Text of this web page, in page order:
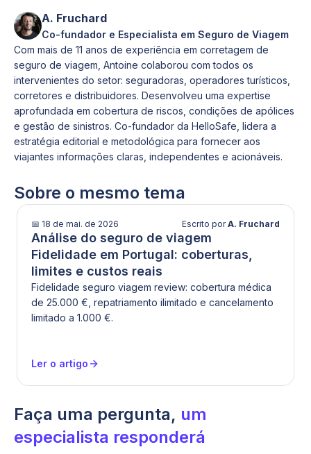
totalmente um seguro de viagem anual por vários
motivos:
1️⃣ Os limites médicos costumam ser inferiores.
2️⃣ A cobertura só é válida se a viagem for paga
integralmente com o cartão.
3️⃣ A duração máxima por viagem geralmente é
limitada (ex.: 90 dias).
4️⃣ Coberturas como cancelamento, bagagem ou
interrupção podem ser restritas.
5️⃣ Nem sempre há pagamento direto ao hospital.
<b>O seguro de viagem anual</b> garante
proteção contínua, estruturada e adaptada a todas
as suas viagens durante 12 meses.
A. Fruchard
Co-fundador e Especialista em Seguro de Viagem
Com mais de 11 anos de experiência em corretagem de
seguro de viagem, Antoine colaborou com todos os
intervenientes do setor: seguradoras, operadores turísticos,
corretores e distribuidores. Desenvolveu uma expertise
aprofundada em cobertura de riscos, condições de apólices
e gestão de sinistros. Co-fundador da HelloSafe, lidera a
estratégia editorial e metodológica para fornecer aos
viajantes informações claras, independentes e acionáveis.
Sobre o mesmo tema
📅 18 de mai. de 2026 Escrito porA. Fruchard
Análise do seguro de viagem
Fidelidade em Portugal: coberturas,
limites e custos reais
Fidelidade seguro viagem review: cobertura médica
de 25.000 €, repatriamento ilimitado e cancelamento
limitado a 1.000 €.
Ler o artigo
Faça uma pergunta, um
especialista responderá